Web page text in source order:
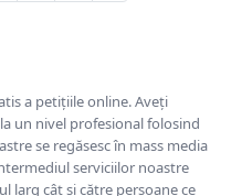
a petițiile online. Aveți
un nivel profesional folosind
se regăsesc în mass media
serviciilor noastre
larg cât și către persoane ce